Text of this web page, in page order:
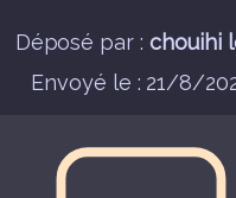
Déposé par : chouihi
Envoyé le : 21/8/